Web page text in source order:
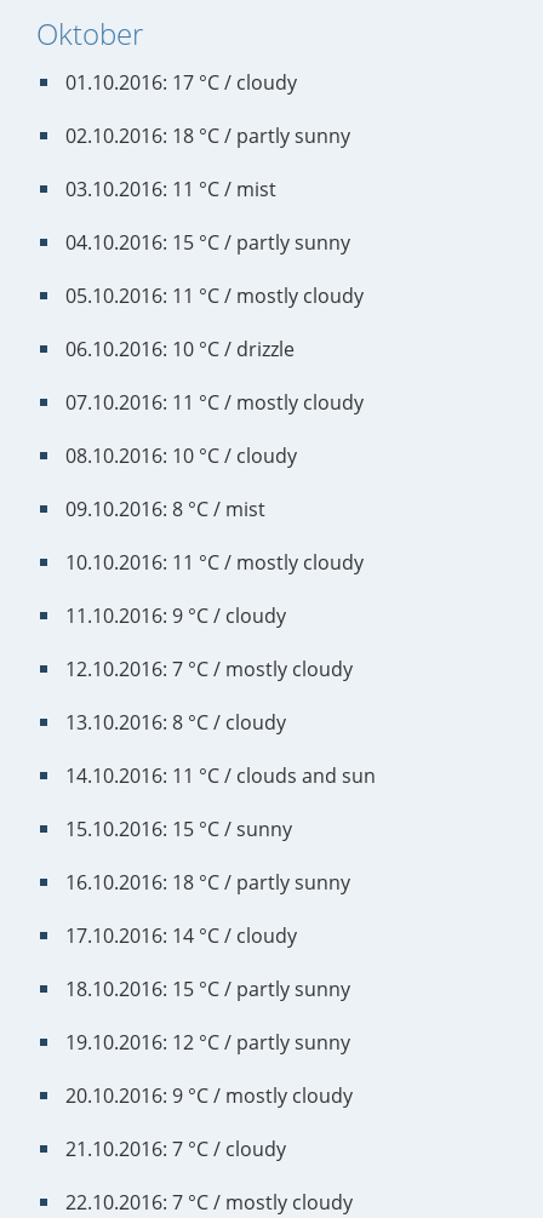
Oktober
01.10.2016: 17 °C / cloudy
02.10.2016: 18 °C / partly sunny
03.10.2016: 11 °C / mist
04.10.2016: 15 °C / partly sunny
05.10.2016: 11 °C / mostly cloudy
06.10.2016: 10 °C / drizzle
07.10.2016: 11 °C / mostly cloudy
08.10.2016: 10 °C / cloudy
09.10.2016: 8 °C / mist
10.10.2016: 11 °C / mostly cloudy
11.10.2016: 9 °C / cloudy
12.10.2016: 7 °C / mostly cloudy
13.10.2016: 8 °C / cloudy
14.10.2016: 11 °C / clouds and sun
15.10.2016: 15 °C / sunny
16.10.2016: 18 °C / partly sunny
17.10.2016: 14 °C / cloudy
18.10.2016: 15 °C / partly sunny
19.10.2016: 12 °C / partly sunny
20.10.2016: 9 °C / mostly cloudy
21.10.2016: 7 °C / cloudy
22.10.2016: 7 °C / mostly cloudy